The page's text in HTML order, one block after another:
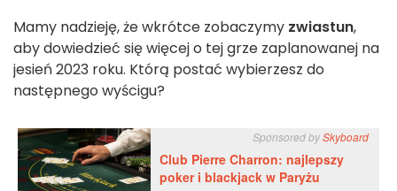
Mamy nadzieję, że wkrótce zobaczymy zwiastun,
aby dowiedzieć się więcej o tej grze zaplanowanej na
jesień 2023 roku. Którą postać wybierzesz do
następnego wyścigu?